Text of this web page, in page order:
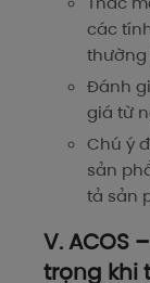
các
thường
Đánh
giá từ
Chú ý
sản
tả sản
V. ACOS
trọng khi